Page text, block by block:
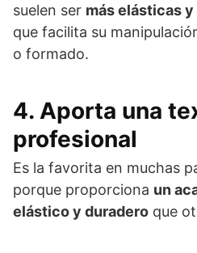
suelen ser más elásticas
que facilita su
o formado.
4. Aporta una
profesional
Es la favorita en muchas
porque proporciona un
elástico y duradero que